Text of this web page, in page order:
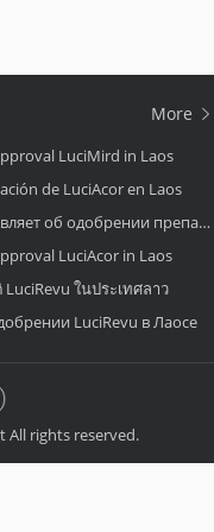
More
LuciMird in Laos
de LuciAcor en Laos
препарата LuciAcor в Лаосе.
LuciAcor in Laos
ในประเทศลาว
LuciRevu в Лаосе
All rights reserved.